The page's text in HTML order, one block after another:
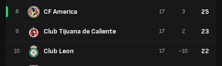
8 CF America
9 Club Tijuana de Caliente
10 Club Leon
17 3 25
17 2 23
17 -10 22